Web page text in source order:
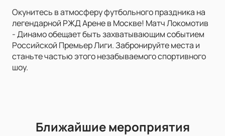
Окунитесь в атмосферу футбольного праздника на
легендарной РЖД Арене в Москве! Матч Локомотив
- Динамо обещает быть захватывающим событием
Российской Премьер Лиги. Забронируйте места и
станьте частью этого незабываемого спортивного
шоу.
Ближайшие мероприятия